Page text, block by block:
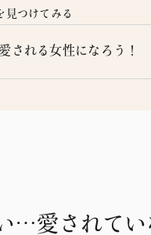
見つけてみる
される女性になろう！
…愛されて